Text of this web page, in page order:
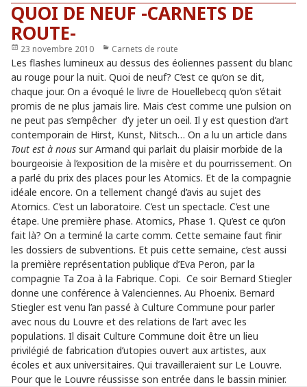
QUOI DE NEUF -CARNETS DE
ROUTE-
Publié
le
23 novembre 2010 Catégories
Carnets de route
Les flashes lumineux au dessus des éoliennes passent du blanc
au rouge pour la nuit. Quoi de neuf? C’est ce qu’on se dit,
chaque jour. On a évoqué le livre de Houellebecq qu’on s’était
promis de ne plus jamais lire. Mais c’est comme une pulsion on
ne peut pas s’empêcher d’y jeter un oeil. Il y est question d’art
contemporain de Hirst, Kunst, Nitsch… On a lu un article dans
Tout est à noussur Armand qui parlait du plaisir morbide de la
bourgeoisie à l’exposition de la misère et du pourrissement. On
a parlé du prix des places pour les Atomics. Et de la compagnie
idéale encore. On a tellement changé d’avis au sujet des
Atomics. C’est un laboratoire. C’est un spectacle. C’est une
étape. Une première phase. Atomics, Phase 1. Qu’est ce qu’on
fait là? On a terminé la carte comm. Cette semaine faut finir
les dossiers de subventions. Et puis cette semaine, c’est aussi
la première représentation publique d’Eva Peron, par la
compagnie Ta Zoa à la Fabrique. Copi. Ce soir Bernard Stiegler
donne une conférence à Valenciennes. Au Phoenix. Bernard
Stiegler est venu l’an passé à Culture Commune pour parler
avec nous du Louvre et des relations de l’art avec les
populations. Il disait Culture Commune doit être un lieu
privilégié de fabrication d’utopies ouvert aux artistes, aux
écoles et aux universitaires. Qui travailleraient sur Le Louvre.
Pour que le Louvre réussisse son entrée dans le bassin minier.